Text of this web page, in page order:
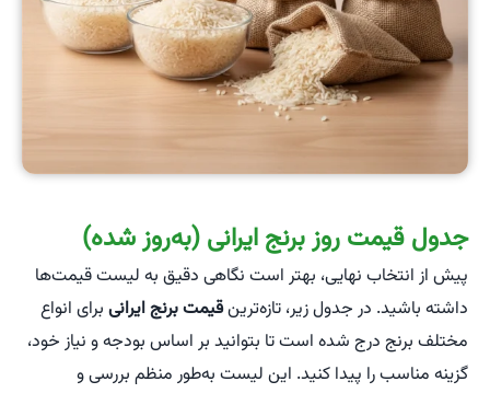
جدول قیمت روز برنج ایرانی (به‌روز شده)
پیش از انتخاب نهایی، بهتر است نگاهی دقیق به لیست قیمت‌ها
داشته باشید. در جدول زیر، تازه‌ترینقیمت برنج ایرانی برای انواع
مختلف برنج درج شده است تا بتوانید بر اساس بودجه و نیاز خود،
گزینه مناسب را پیدا کنید. این لیست به‌طور منظم بررسی و